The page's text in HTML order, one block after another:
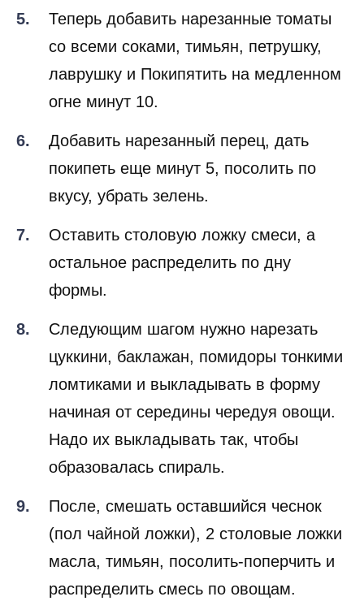
Теперь добавить нарезанные томаты
со всеми соками, тимьян, петрушку,
лаврушку и Покипятить на медленном
огне минут 10.
Добавить нарезанный перец, дать
покипеть еще минут 5, посолить по
вкусу, убрать зелень.
Оставить столовую ложку смеси, а
остальное распределить по дну
формы.
Следующим шагом нужно нарезать
цуккини, баклажан, помидоры тонкими
ломтиками и выкладывать в форму
начиная от середины чередуя овощи.
Надо их выкладывать так, чтобы
образовалась спираль.
После, смешать оставшийся чеснок
(пол чайной ложки), 2 столовые ложки
масла, тимьян, посолить-поперчить и
распределить смесь по овощам.